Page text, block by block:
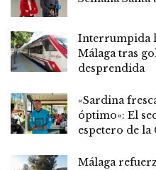
Interrumpida
Málaga tras
desprendida
«Sardina
óptimo»: El
espetero de la
Málaga